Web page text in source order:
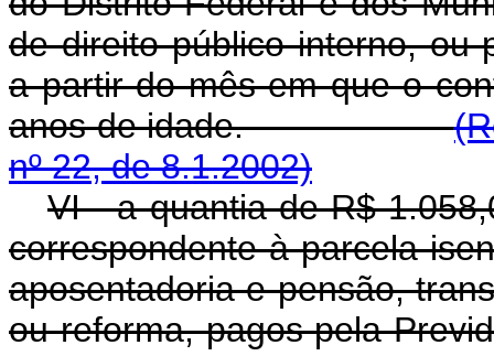
de direito público interno, ou
a partir do mês em que o
anos de idade.
nº 22, de 8.1.2002)
VI - a quantia de R$
correspondente à parcela
aposentadoria e pensão,
ou reforma, pagos pela